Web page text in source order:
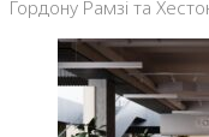
Гордону Рамзі та